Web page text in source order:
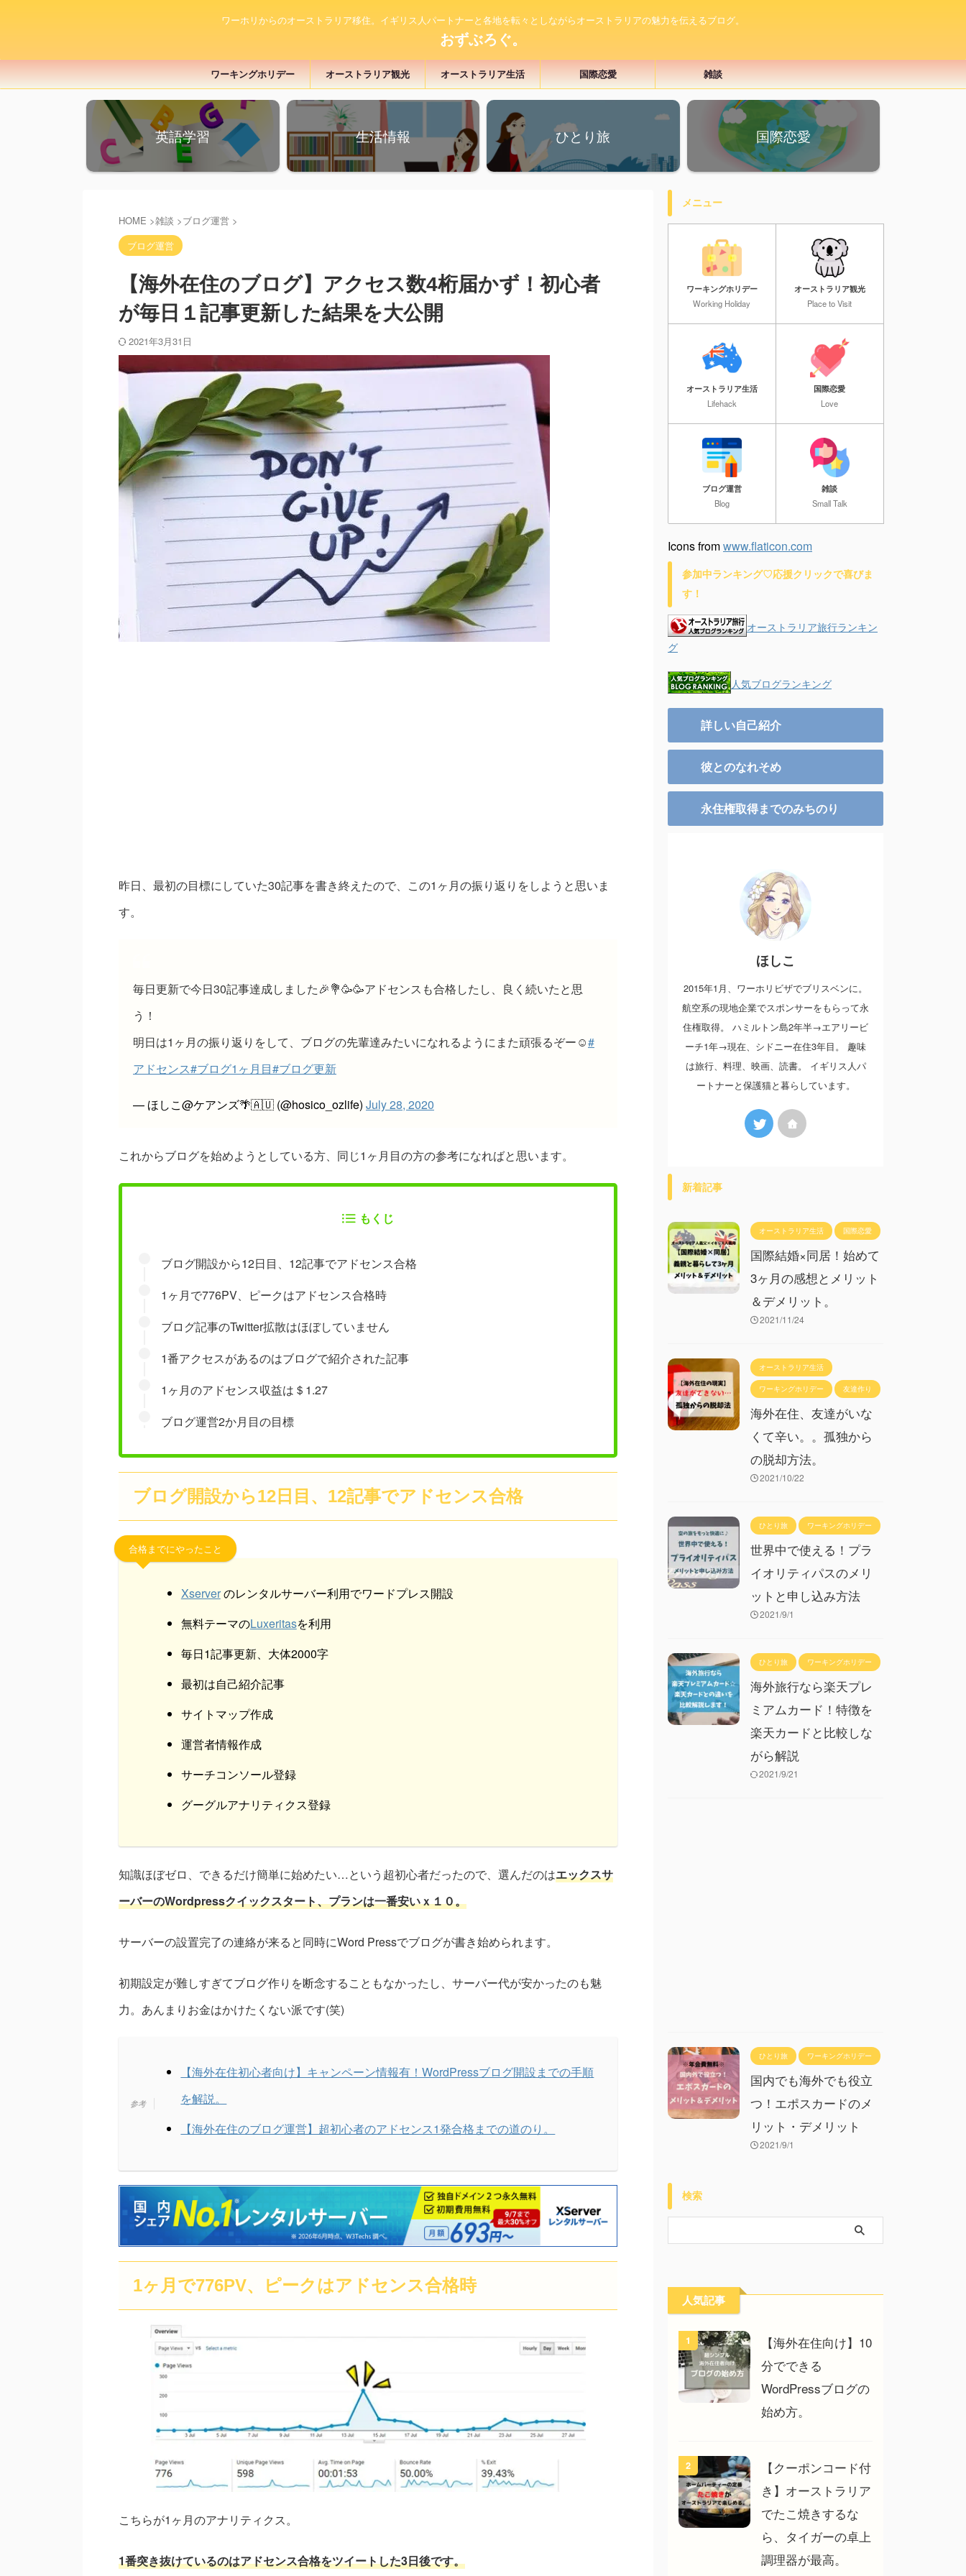
ワーホリからのオーストラリア移住。イギリス人パートナーと各地を転々としながらオーストラリアの魅力を伝えるブログ。
おずぶろぐ。
ワーキングホリデー オーストラリア観光 オーストラリア生活 国際恋愛 雑談
英語学習 生活情報 ひとり旅 国際恋愛
HOME >雑談 >ブログ運営 >
ブログ運営
【海外在住のブログ】アクセス数4桁届かず！初心者
が毎日１記事更新した結果を大公開
2021年3月31日
昨日、最初の目標にしていた30記事を書き終えたので、この1ヶ月の振り返りをしようと思いま
す。
毎日更新で今日30記事達成しました🎉💐🥳🥳アドセンスも合格したし、良く続いたと思
う！
明日は1ヶ月の振り返りをして、ブログの先輩達みたいになれるようにまた頑張るぞー☺️#
アドセンス#ブログ1ヶ月目#ブログ更新
— ほしこ@ケアンズ🌴🇦🇺 (@hosico_ozlife) July 28, 2020
これからブログを始めようとしている方、同じ1ヶ月目の方の参考になればと思います。
もくじ
ブログ開設から12日目、12記事でアドセンス合格
1ヶ月で776PV、ピークはアドセンス合格時
ブログ記事のTwitter拡散はほぼしていません
1番アクセスがあるのはブログで紹介された記事
1ヶ月のアドセンス収益は＄1.27
ブログ運営2か月目の目標
ブログ開設から12日目、12記事でアドセンス合格
合格までにやったこと
Xserverのレンタルサーバー利用でワードプレス開設
無料テーマのLuxeritasを利用
毎日1記事更新、大体2000字
最初は自己紹介記事
サイトマップ作成
運営者情報作成
サーチコンソール登録
グーグルアナリティクス登録
知識ほぼゼロ、できるだけ簡単に始めたい…という超初心者だったので、選んだのはエックスサ
ーバーのWordpressクイックスタート、プランは一番安いｘ１０。
サーバーの設置完了の連絡が来ると同時にWord Pressでブログが書き始められます。
初期設定が難しすぎてブログ作りを断念することもなかったし、サーバー代が安かったのも魅
力。あんまりお金はかけたくない派です(笑)
【海外在住初心者向け】キャンペーン情報有！WordPressブログ開設までの手順
を解説。
【海外在住のブログ運営】超初心者のアドセンス1発合格までの道のり。
1ヶ月で776PV、ピークはアドセンス合格時
こちらが1ヶ月のアナリティクス。
1番突き抜けているのはアドセンス合格をツイートした3日後です。
メニュー
ワーキングホリデー
Working Holiday
オーストラリア観光
Place to Visit
オーストラリア生活
Lifehack
国際恋愛
Love
ブログ運営
Blog
雑談
Small Talk
Icons fromwww.flaticon.com
参加中ランキング♡応援クリックで喜びま
す！
オーストラリア旅行ランキン
グ
人気ブログランキング
詳しい自己紹介
彼とのなれそめ
永住権取得までのみちのり
ほしこ
2015年1月、ワーホリビザでブリスベンに。
航空系の現地企業でスポンサーをもらって永
住権取得。 ハミルトン島2年半→エアリービ
ーチ1年→現在、シドニー在住3年目。 趣味
は旅行、料理、映画、読書。 イギリス人パ
ートナーと保護猫と暮らしています。
新着記事
オーストラリア生活 国際恋愛
国際結婚×同居！始めて
3ヶ月の感想とメリット
＆デメリット。
2021/11/24
オーストラリア生活
ワーキングホリデー 友達作り
海外在住、友達がいな
くて辛い。。孤独から
の脱却方法。
2021/10/22
ひとり旅 ワーキングホリデー
世界中で使える！プラ
イオリティパスのメリ
ットと申し込み方法
2021/9/1
ひとり旅 ワーキングホリデー
海外旅行なら楽天プレ
ミアムカード！特徴を
楽天カードと比較しな
がら解説
2021/9/21
ひとり旅 ワーキングホリデー
国内でも海外でも役立
つ！エポスカードのメ
リット・デメリット
2021/9/1
検索
人気記事
1
【海外在住向け】10
分でできる
WordPressブログの
始め方。
2
【クーポンコード付
き】オーストラリア
でたこ焼きするな
ら、タイガーの卓上
調理器が最高。